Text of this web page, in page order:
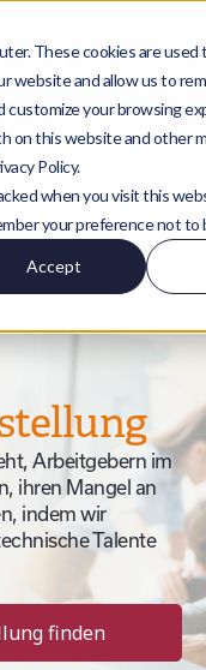
These cookies are used
website and allow us to
your browsing
on this website and other
Policy.
when you visit this
your preference not to
Accept
Arbeitgebern im
ihren Mangel an
indem wir
Talente
finden